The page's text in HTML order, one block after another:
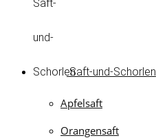
Saft-und-Schorlen
Apfelsaft
Orangensaft